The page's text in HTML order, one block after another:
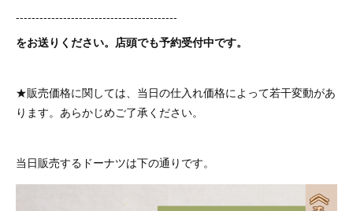
-----------------------------------------
をお送りください。店頭でも予約受付中です。
★販売価格に関しては、当日の仕入れ価格によって若干変動があ
ります。あらかじめご了承ください。
当日販売するドーナツは下の通りです。